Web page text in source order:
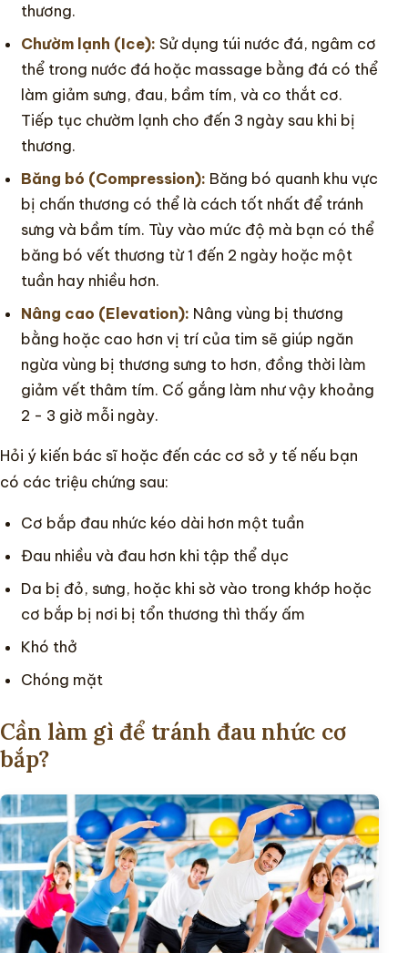
thương.
Chườm lạnh (Ice): Sử dụng túi nước đá, ngâm cơ
thể trong nước đá hoặc massage bằng đá có thể
làm giảm sưng, đau, bầm tím, và co thắt cơ.
Tiếp tục chườm lạnh cho đến 3 ngày sau khi bị
thương.
Băng bó (Compression): Băng bó quanh khu vực
bị chấn thương có thể là cách tốt nhất để tránh
sưng và bầm tím. Tùy vào mức độ mà bạn có thể
băng bó vết thương từ 1 đến 2 ngày hoặc một
tuần hay nhiều hơn.
Nâng cao (Elevation): Nâng vùng bị thương
bằng hoặc cao hơn vị trí của tim sẽ giúp ngăn
ngừa vùng bị thương sưng to hơn, đồng thời làm
giảm vết thâm tím. Cố gắng làm như vậy khoảng
2 - 3 giờ mỗi ngày.
Hỏi ý kiến bác sĩ hoặc đến các cơ sở y tế nếu bạn
có các triệu chứng sau:
Cơ bắp đau nhức kéo dài hơn một tuần
Đau nhiều và đau hơn khi tập thể dục
Da bị đỏ, sưng, hoặc khi sờ vào trong khớp hoặc
cơ bắp bị nơi bị tổn thương thì thấy ấm
Khó thở
Chóng mặt
Cần làm gì để tránh đau nhức cơ
bắp?